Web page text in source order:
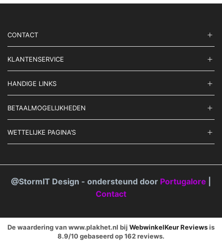
CONTACT
KLANTENSERVICE
HANDIGE LINKS
BETAALMOGELIJKHEDEN
WETTELIJKE PAGINA’S
@StormIT Design - ondersteund door Portugalore
Contact
De waardering van www.plakhet.nl bij WebwinkelKeur Reviewsis
8.9/10 gebaseerd op 162 reviews.